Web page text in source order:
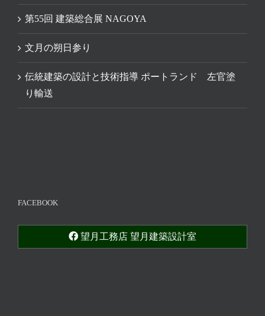
第55回 建築総合展 NAGOYA
文月の朔日参り
伝統建築の設計と技術指導 ポートランド 左官塗
り輸送
FACEBOOK
望月工務店 望月建築設計室